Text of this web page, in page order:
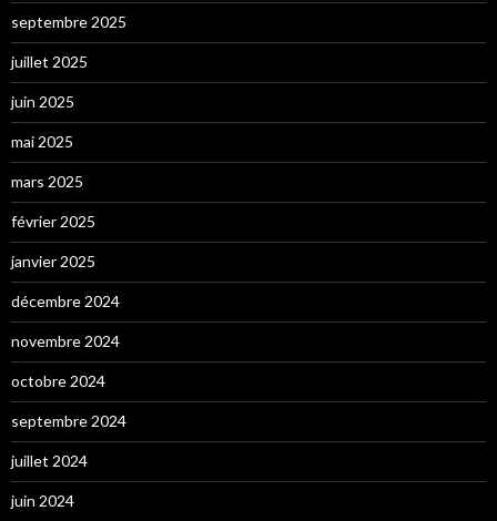
septembre 2025
juillet 2025
juin 2025
mai 2025
mars 2025
février 2025
janvier 2025
décembre 2024
novembre 2024
octobre 2024
septembre 2024
juillet 2024
juin 2024